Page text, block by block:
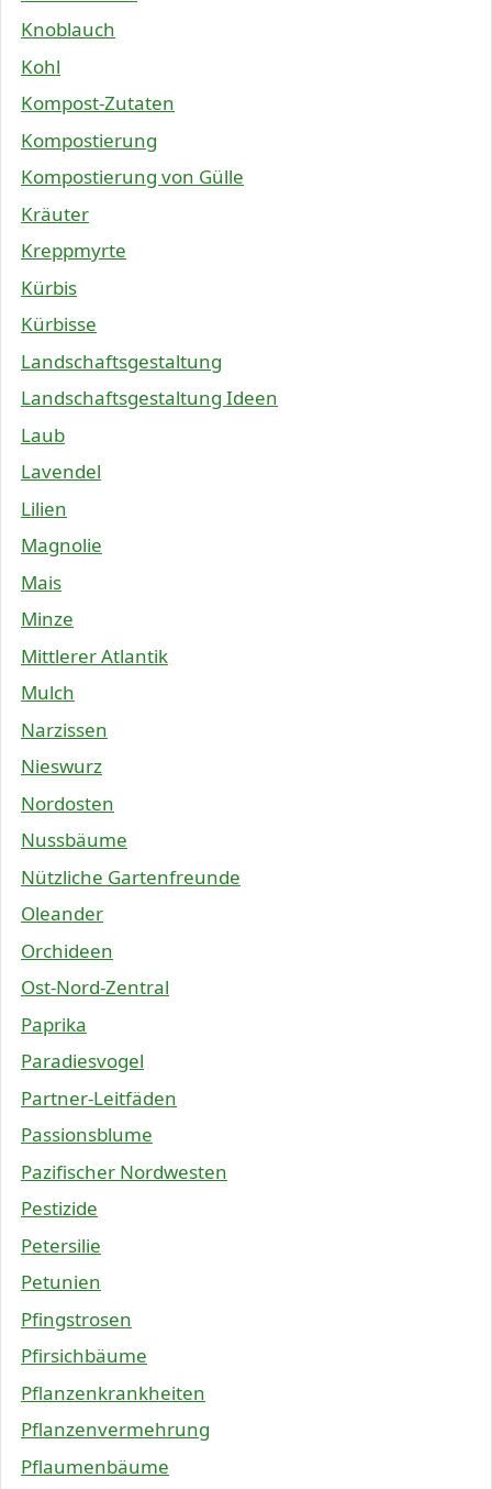
Knoblauch
Kohl
Kompost-Zutaten
Kompostierung
Kompostierung von Gülle
Kräuter
Kreppmyrte
Kürbis
Kürbisse
Landschaftsgestaltung
Landschaftsgestaltung Ideen
Laub
Lavendel
Lilien
Magnolie
Mais
Minze
Mittlerer Atlantik
Mulch
Narzissen
Nieswurz
Nordosten
Nussbäume
Nützliche Gartenfreunde
Oleander
Orchideen
Ost-Nord-Zentral
Paprika
Paradiesvogel
Partner-Leitfäden
Passionsblume
Pazifischer Nordwesten
Pestizide
Petersilie
Petunien
Pfingstrosen
Pfirsichbäume
Pflanzenkrankheiten
Pflanzenvermehrung
Pflaumenbäume